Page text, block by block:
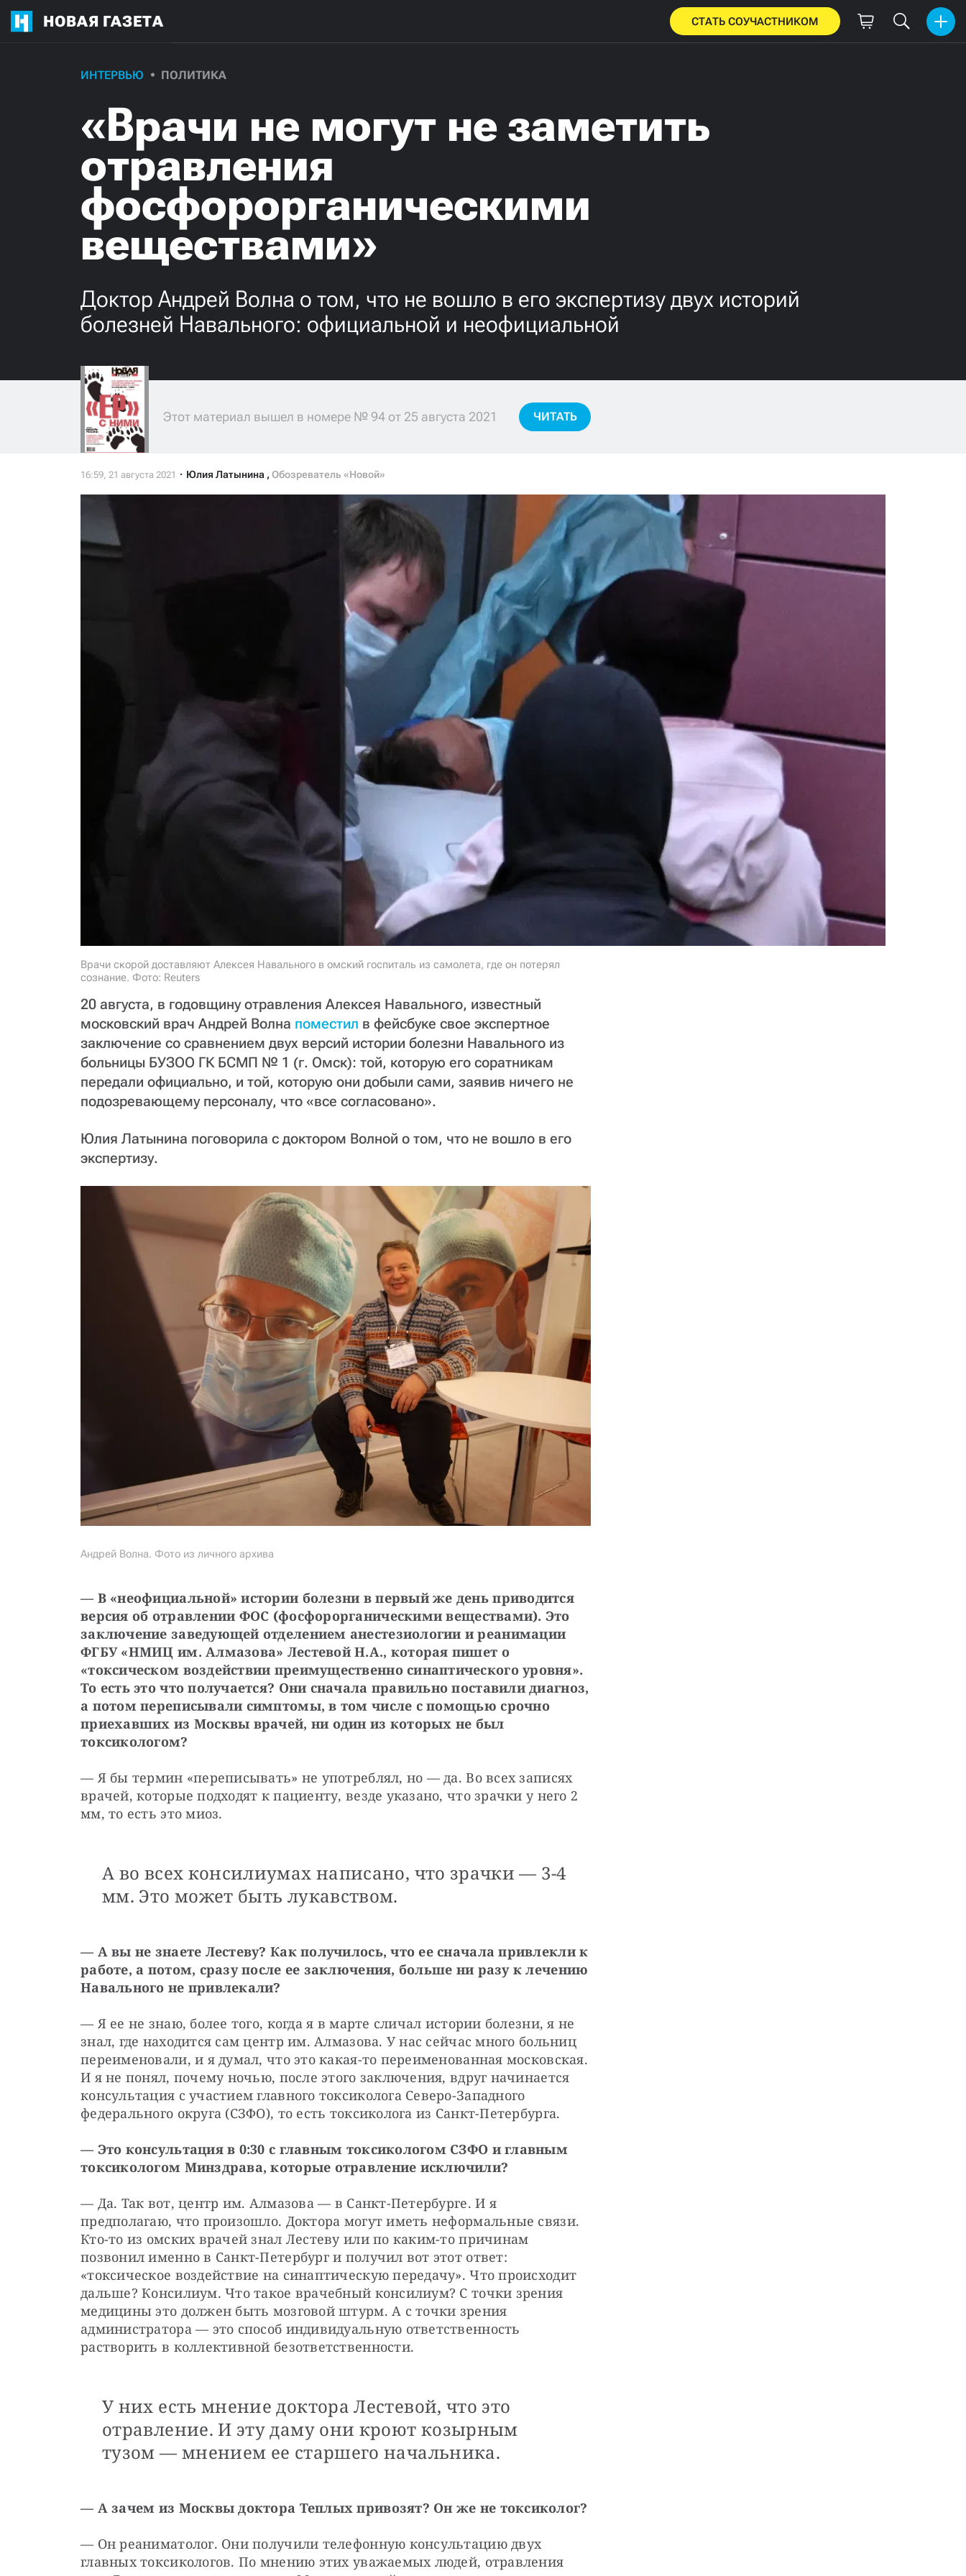
НОВАЯ ГАЗЕТА СТАТЬ СОУЧАСТНИКОМ
ИНТЕРВЬЮ ПОЛИТИКА
«Врачи не могут не заметить
отравления
фосфорорганическими
веществами»
Доктор Андрей Волна о том, что не вошло в его экспертизу двух историй
болезней Навального: официальной и неофициальной
Этот материал вышел в номере № 94 от 25 августа 2021 ЧИТАТЬ
Юлия Латынина , Обозреватель «Новой»
Врачи скорой доставляют Алексея Навального в омский госпиталь из самолета, где он потерял
сознание. Фото: Reuters
20 августа, в годовщину отравления Алексея Навального, известный
московский врач Андрей Волна поместил в фейсбуке свое экспертное
заключение со сравнением двух версий истории болезни Навального из
больницы БУЗОО ГК БСМП № 1 (г. Омск): той, которую его соратникам
передали официально, и той, которую они добыли сами, заявив ничего не
подозревающему персоналу, что «все согласовано».
Юлия Латынина поговорила с доктором Волной о том, что не вошло в его
экспертизу.
Андрей Волна. Фото из личного архива
— В «неофициальной» истории болезни в первый же день приводится
версия об отравлении ФОС (фосфорорганическими веществами). Это
заключение заведующей отделением анестезиологии и реанимации
ФГБУ «НМИЦ им. Алмазова» Лестевой Н.А., которая пишет о
«токсическом воздействии преимущественно синаптического уровня».
То есть это что получается? Они сначала правильно поставили диагноз,
а потом переписывали симптомы, в том числе с помощью срочно
приехавших из Москвы врачей, ни один из которых не был
токсикологом?
— Я бы термин «переписывать» не употреблял, но — да. Во всех записях
врачей, которые подходят к пациенту, везде указано, что зрачки у него 2
мм, то есть это миоз.
А во всех консилиумах написано, что зрачки — 3-4
мм. Это может быть лукавством.
— А вы не знаете Лестеву? Как получилось, что ее сначала привлекли к
работе, а потом, сразу после ее заключения, больше ни разу к лечению
Навального не привлекали?
— Я ее не знаю, более того, когда я в марте сличал истории болезни, я не
знал, где находится сам центр им. Алмазова. У нас сейчас много больниц
переименовали, и я думал, что это какая-то переименованная московская.
И я не понял, почему ночью, после этого заключения, вдруг начинается
консультация с участием главного токсиколога Северо-Западного
федерального округа (СЗФО), то есть токсиколога из Санкт-Петербурга.
— Это консультация в 0:30 с главным токсикологом СЗФО и главным
токсикологом Минздрава, которые отравление исключили?
— Да. Так вот, центр им. Алмазова — в Санкт-Петербурге. И я
предполагаю, что произошло. Доктора могут иметь неформальные связи.
Кто-то из омских врачей знал Лестеву или по каким-то причинам
позвонил именно в Санкт-Петербург и получил вот этот ответ:
«токсическое воздействие на синаптическую передачу». Что происходит
дальше? Консилиум. Что такое врачебный консилиум? С точки зрения
медицины это должен быть мозговой штурм. А с точки зрения
администратора — это способ индивидуальную ответственность
растворить в коллективной безответственности.
У них есть мнение доктора Лестевой, что это
отравление. И эту даму они кроют козырным
тузом — мнением ее старшего начальника.
— А зачем из Москвы доктора Теплых привозят? Он же не токсиколог?
— Он реаниматолог. Они получили телефонную консультацию двух
главных токсикологов. По мнению этих уважаемых людей, отравления